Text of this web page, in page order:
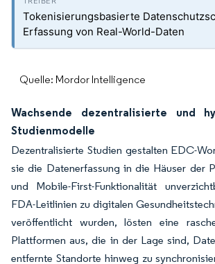
Tokenisierungsbasierte
Erfassung von Real-World-Daten
Quelle: Mordor Intelligence
Wachsende dezentralisierte und
Studienmodelle
Dezentralisierte Studien gestalten EDC-
sie die Datenerfassung in die Häuser der
und Mobile-First-Funktionalität
FDA-Leitlinien zu digitalen
veröffentlicht wurden, lösten eine
Plattformen aus, die in der Lage sind,
entfernte Standorte hinweg zu